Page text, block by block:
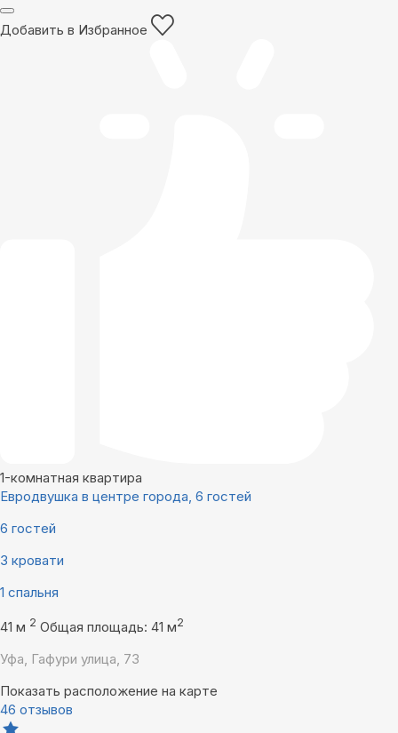
Добавить в Избранное
1-комнатная квартира
Евродвушка в центре города, 6 гостей
6 гостей
3 кровати
1 спальня
41 м 2 Общая площадь: 41 м2
Уфа, Гафури улица, 73
Показать расположение на карте
46 отзывов